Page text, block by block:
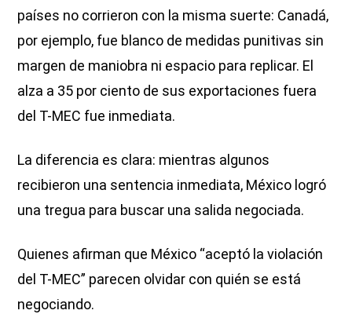
países no corrieron con la misma suerte: Canadá,
por ejemplo, fue blanco de medidas punitivas sin
margen de maniobra ni espacio para replicar. El
alza a 35 por ciento de sus exportaciones fuera
del T-MEC fue inmediata.
La diferencia es clara: mientras algunos
recibieron una sentencia inmediata, México logró
una tregua para buscar una salida negociada.
Quienes afirman que México “aceptó la violación
del T-MEC” parecen olvidar con quién se está
negociando.